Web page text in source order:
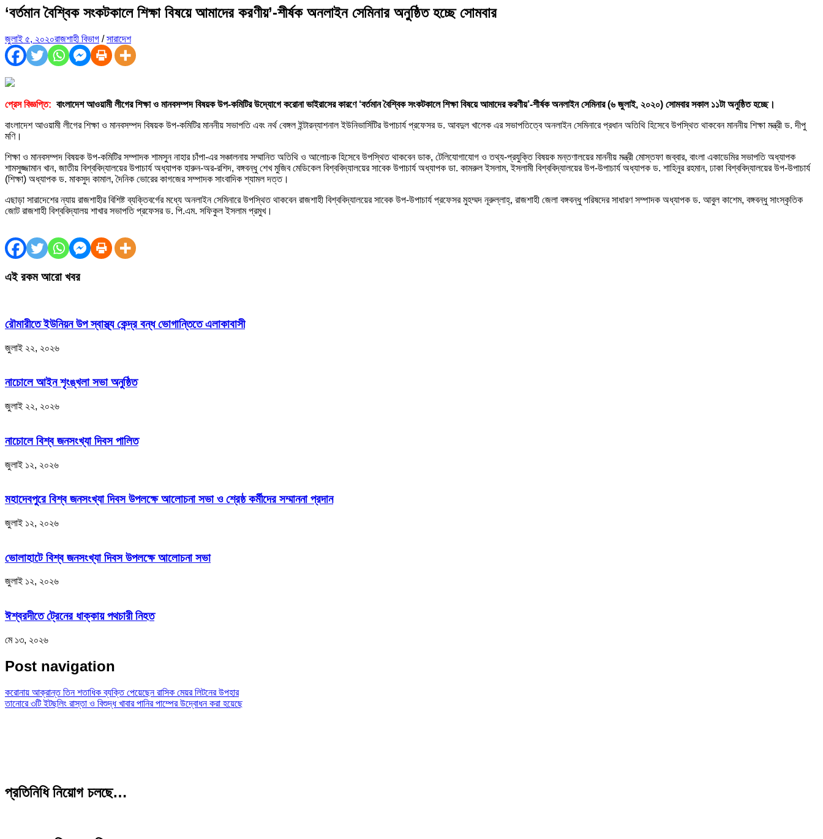
‘বর্তমান বৈশ্বিক সংকটকালে শিক্ষা বিষয়ে আমাদের করণীয়’-শীর্ষক অনলাইন সেমিনার অনুষ্ঠিত হচ্ছে সোমবার
জুলাই ৫, ২০২০রাজশাহী বিভাগ /সারাদেশ
প্রেস বিজ্ঞপ্তি: বাংলাদেশ আওয়ামী লীগের শিক্ষা ও মানবসম্পদ বিষয়ক উপ-কমিটির উদ্যোগে করোনা ভাইরাসের কারণে ‘বর্তমান বৈশ্বিক সংকটকালে শিক্ষা বিষয়ে আমাদের করণীয়’-শীর্ষক অনলাইন সেমিনার (৬ জুলাই, ২০২০) সোমবার সকাল ১১টা অনুষ্ঠিত হচ্ছে।
বাংলাদেশ আওয়ামী লীগের শিক্ষা ও মানবসম্পদ বিষয়ক উপ-কমিটির মাননীয় সভাপতি এবং নর্থ বেঙ্গল ইন্টারন্যাশনাল ইউনিভার্সিটির উপাচার্য প্রফেসর ড. আবদুল খালেক এর সভাপতিত্বে অনলাইন সেমিনারে প্রধান অতিথি হিসেবে উপস্থিত থাকবেন মাননীয় শিক্ষা মন্ত্রী ড. দীপু
মণি।
শিক্ষা ও মানবসম্পদ বিষয়ক উপ-কমিটির সম্পাদক শামসুন নাহার চাঁপা-এর সঞ্চালনায় সম্মানিত অতিথি ও আলোচক হিসেবে উপস্থিত থাকবেন ডাক, টেলিযোগাযোগ ও তথ্য-প্রযুক্তি বিষয়ক মন্তণালয়ের মাননীয় মন্ত্রী মোস্তফা জব্বার, বাংলা একাডেমির সভাপতি অধ্যাপক
শামসুজ্জামান খান, জাতীয় বিশ্ববিদ্যালয়ের উপাচার্য অধ্যাপক হারুন-অর-রশিদ, বঙ্গবন্ধু শেখ মুজিব মেডিকেল বিশ্ববিদ্যালয়ের সাবেক উপাচার্য অধ্যাপক ডা. কামরুল ইসলাম, ইসলামী বিশ্ববিদ্যালয়ের উপ-উপাচার্য অধ্যাপক ড. শাহিনুর রহমান, ঢাকা বিশ্ববিদ্যালয়ের উপ-উপাচার্য
(শিক্ষা) অধ্যাপক ড. মাকসুদ কামাল, দৈনিক ভোরের কাগজের সম্পাদক সাংবাদিক শ্যামল দত্ত।
এছাড়া সারাদেশের ন্যায় রাজশাহীর বিশিষ্ট ব্যক্তিবর্গের মধ্যে অনলাইন সেমিনারে উপস্থিত থাকবেন রাজশাহী বিশ্ববিদ্যালয়ের সাবেক উপ-উপাচার্য প্রফেসর মুহম্মদ নূরুল্লাহ্, রাজশাহী জেলা বঙ্গবন্ধু পরিষদের সাধারণ সম্পাদক অধ্যাপক ড. আবুল কাশেম, বঙ্গবন্ধু সাংস্কৃতিক
জোট রাজশাহী বিশ্ববিদ্যালয় শাখার সভাপতি প্রফেসর ড. পি.এম. সফিকুল ইসলাম প্রমুখ।
এই রকম আরো খবর
রৌমারীতে ইউনিয়ন উপ স্বাস্থ্য কেন্দ্র বন্ধ ভোগান্তিতে এলাকাবাসী
জুলাই ২২, ২০২৬
নাচোলে আইন শৃংঙ্খলা সভা অনুষ্ঠিত
জুলাই ২২, ২০২৬
নাচোলে বিশ্ব জনসংখ্যা দিবস পালিত
জুলাই ১২, ২০২৬
মহাদেবপুরে বিশ্ব জনসংখ্যা দিবস উপলক্ষে আলোচনা সভা ও শ্রেষ্ঠ কর্মীদের সম্মাননা প্রদান
জুলাই ১২, ২০২৬
ভোলাহাটে বিশ্ব জনসংখ্যা দিবস উপলক্ষে আলোচনা সভা
জুলাই ১২, ২০২৬
ঈশ্বরদীতে ট্রেনের ধাক্কায় পথচারী নিহত
মে ১৩, ২০২৬
Post navigation
করোনায় আক্রান্ত তিন শতাধিক ব্যক্তি পেয়েছেন রাসিক মেয়র লিটনের উপহার
তানোরে ৩টি ইটছলিং রাস্তা ও বিশুদ্ধ খাবার পানির পাম্পের উদ্বোধন করা হয়েছে
প্রতিনিধি নিয়োগ চলছে…